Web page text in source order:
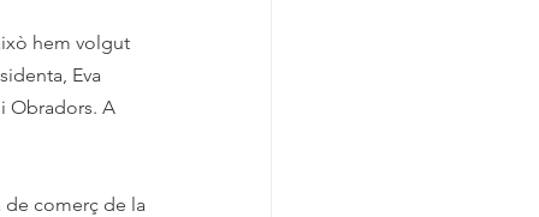
hem volgut
Eva
Obradors. A
de comerç de la